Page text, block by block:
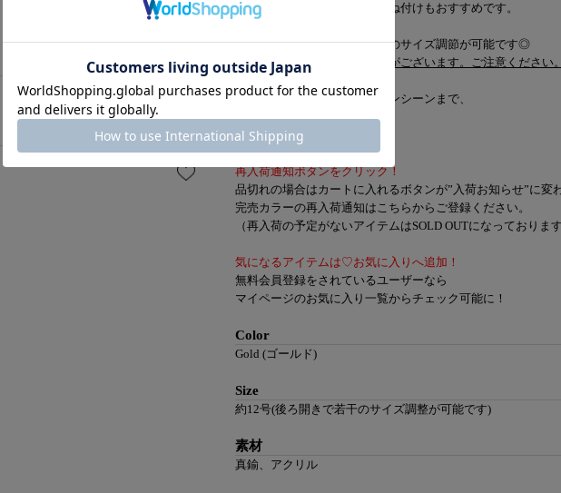
華奢なシンプルリングとの重ね付けもおすすめです。
後ろ開きデザインなので若干のサイズ調節が可能です◎
※開きすぎると壊れる可能性がございます。ご注意ください。
デイリー使いからオケージョンシーンまで、
幅広く活躍するアイテムです。
【知って便利なお買い物機能】
再入荷通知ボタンをクリック！
品切れの場合はカートに入れるボタンが”入荷お知らせ”に変
完売カラーの再入荷通知はこちらからご登録ください。
（再入荷の予定がないアイテムはSOLD OUTになっております
気になるアイテムは♡お気に入りへ追加！
無料会員登録をされているユーザーなら
マイページのお気に入り一覧からチェック可能に！
Color
Gold (ゴールド)
Size
約12号(後ろ開きで若干のサイズ調整が可能です)
素材
真鍮、アクリル